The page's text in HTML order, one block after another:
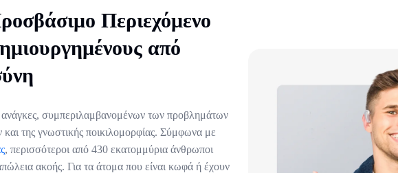
Περιεχόμενο
από
ανάγκες, συμπεριλαμβανομένων των προβλημάτων
της γνωστικής ποικιλομορφίας. Σύμφωνα με
, περισσότεροι από 430 εκατομμύρια άνθρωποι
ακοής. Για τα άτομα που είναι κωφά ή έχουν